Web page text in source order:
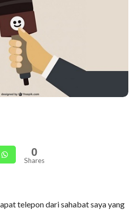
0
Shares
telepon dari sahabat saya yang